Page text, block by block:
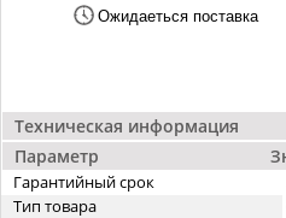
Техническая информация
Параметр
Гарантийный срок
Тип товара
Ожидаеться поставка